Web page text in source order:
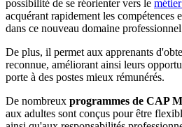
possibilité de se réorienter vers le
acquérant rapidement les compétences
dans ce nouveau domaine
De plus, il permet aux apprenants
reconnue, améliorant ainsi leurs
porte à des postes mieux rémunérés.
De nombreux programmes de CAP
aux adultes sont conçus pour être